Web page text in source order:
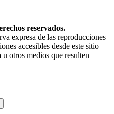
reservados.
expresa de las reproducciones
accesibles desde este sitio
otros medios que resulten